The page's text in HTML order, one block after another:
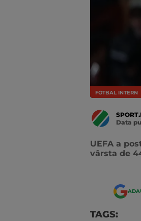
FOTBAL INTERN
Data
UEFA a
vârsta de
TAGS: